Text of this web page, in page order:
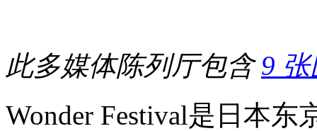
此多媒体陈列厅包含9
Wonder Festival是日本